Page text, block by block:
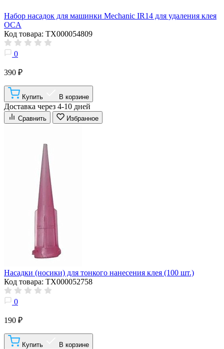
Набор насадок для машинки Mechanic IR14 для удаления клея
OCA
Код товара: ТХ000054809
0
390 ₽
Купить В корзине
Доставка через 4-10 дней
Сравнить Избранное
Насадки (носики) для тонкого нанесения клея (100 шт.)
Код товара: ТХ000052758
0
190 ₽
Купить В корзине